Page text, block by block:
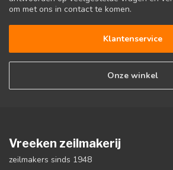
om met ons in contact te komen.
Klantenservice
Onze winkel
Vreeken zeilmakerij
zeilmakers sinds 1948